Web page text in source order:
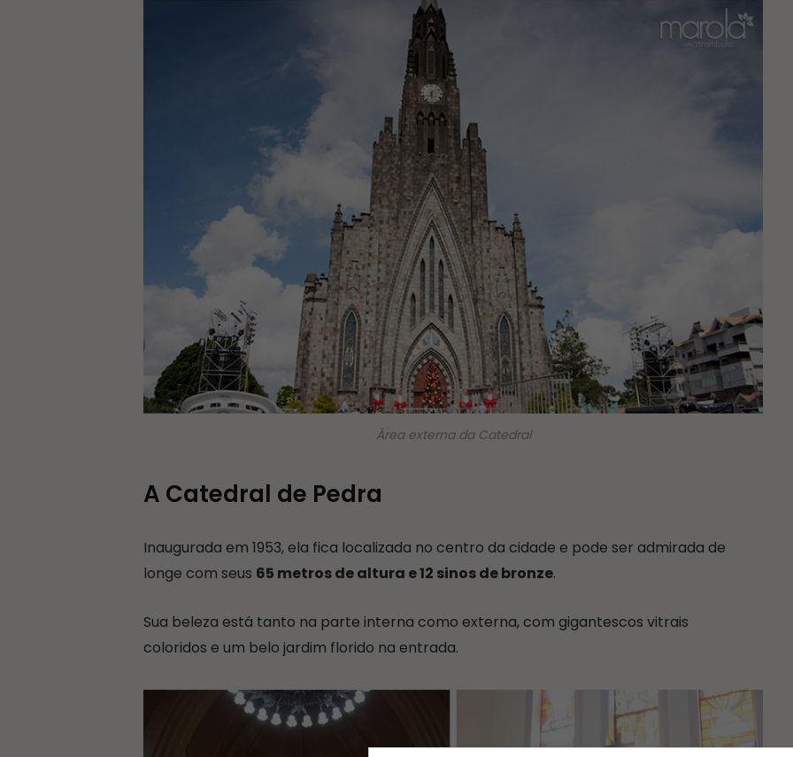
Área externa da Catedral
A Catedral de Pedra
Inaugurada em 1953, ela fica localizada no centro da cidade e pode ser admirada de
longe com seus 65 metros de altura e 12 sinos de bronze.
Sua beleza está tanto na parte interna como externa, com gigantescos vitrais
coloridos e um belo jardim florido na entrada.